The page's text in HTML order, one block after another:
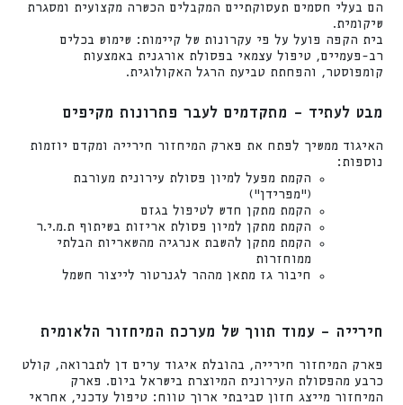
הם בעלי חסמים תעסוקתיים המקבלים הכשרה מקצועית ומסגרת
שיקומית.
בית הקפה פועל על פי עקרונות של קיימות: שימוש בכלים
רב-פעמיים, טיפול עצמאי בפסולת אורגנית באמצעות
קומפוסטר, והפחתת טביעת הרגל האקולוגית.
מבט לעתיד – מתקדמים לעבר פתרונות מקיפים
האיגוד ממשיך לפתח את פארק המיחזור חירייה ומקדם יוזמות
נוספות:
הקמת מפעל למיון פסולת עירונית מעורבת
("מפרידן")
הקמת מתקן חדש לטיפול בגזם
הקמת מתקן למיון פסולת אריזות בשיתוף ת.מ.י.ר
הקמת מתקן להשבת אנרגיה מהשאריות הבלתי
ממוחזרות
חיבור גז מתאן מההר לגנרטור לייצור חשמל
חירייה – עמוד תווך של מערכת המיחזור הלאומית
פארק המיחזור חירייה, בהובלת איגוד ערים דן לתברואה, קולט
כרבע מהפסולת העירונית המיוצרת בישראל ביום. פארק
המיחזור מייצג חזון סביבתי ארוך טווח: טיפול עדכני, אחראי